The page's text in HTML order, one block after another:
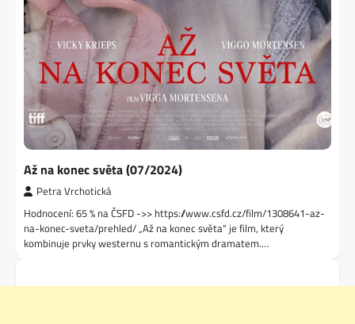
Až na konec světa (07/2024)
Petra Vrchotická
Hodnocení: 65 % na ČSFD ->> https://www.csfd.cz/film/1308641-az-
na-konec-sveta/prehled/ „Až na konec světa“ je film, který
kombinuje prvky westernu s romantickým dramatem.…